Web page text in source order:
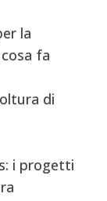
la
fa
di
i progetti